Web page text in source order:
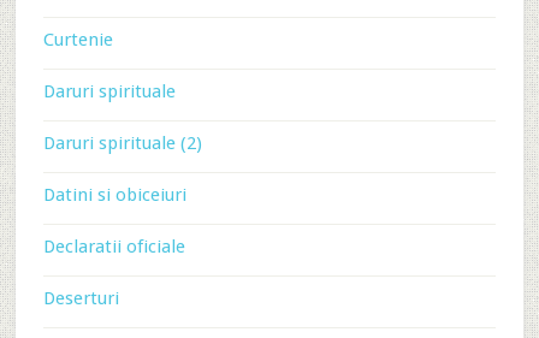
Curtenie
Daruri spirituale
Daruri spirituale (2)
Datini si obiceiuri
Declaratii oficiale
Deserturi